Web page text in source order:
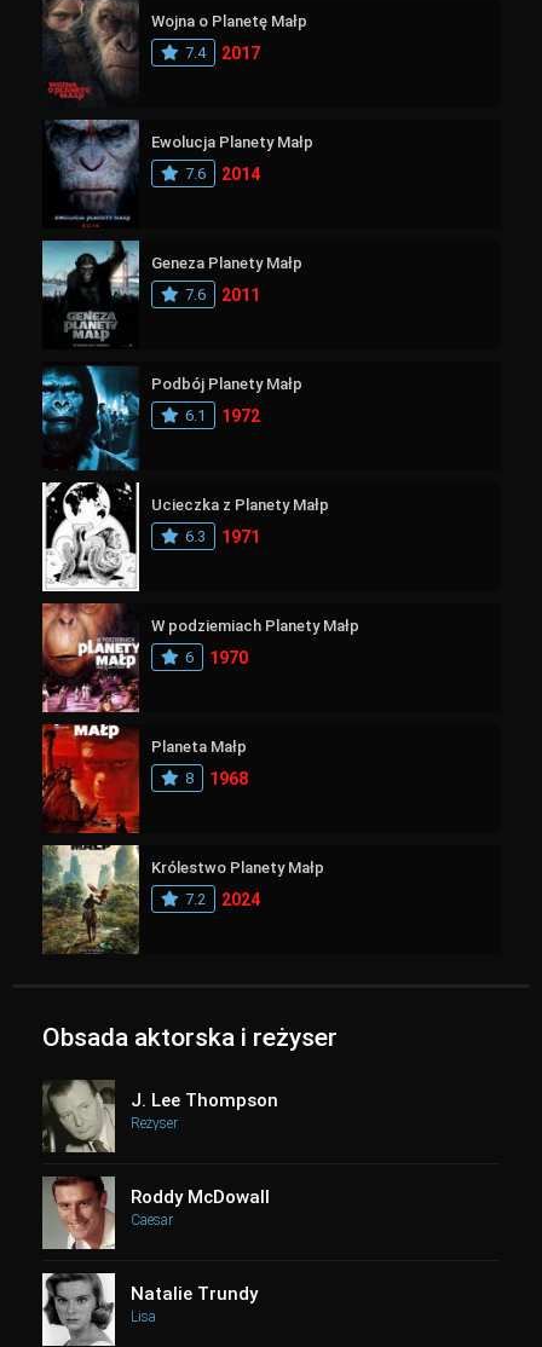
Wojna o Planetę Małp
7.4
2017
Ewolucja Planety Małp
7.6
2014
Geneza Planety Małp
7.6
2011
Podbój Planety Małp
6.1
1972
Ucieczka z Planety Małp
6.3
1971
W podziemiach Planety Małp
6
1970
Planeta Małp
8
1968
Królestwo Planety Małp
7.2
2024
Obsada aktorska i reżyser
J. Lee Thompson
Reżyser
Roddy McDowall
Caesar
Natalie Trundy
Lisa